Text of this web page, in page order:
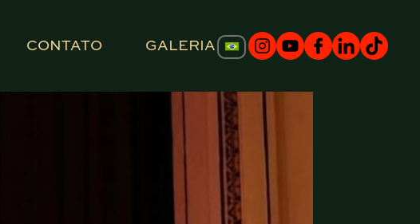
CONTATO GALERIA